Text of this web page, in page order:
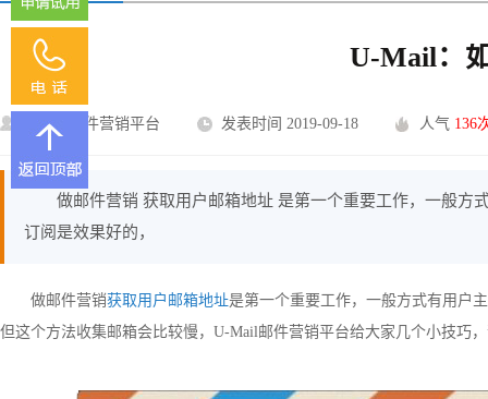
U-Mail：
U-Mail邮件营销平台 发表时间 2019-09-18 人气 136
做邮件营销 获取用户邮箱地址 是第一个重要工作，一般方
订阅是效果好的，
做邮件营销获取用户邮箱地址是第一个重要工作，一般方式有用户
但这个方法收集邮箱会比较慢，U-Mail邮件营销平台给大家几个小技巧